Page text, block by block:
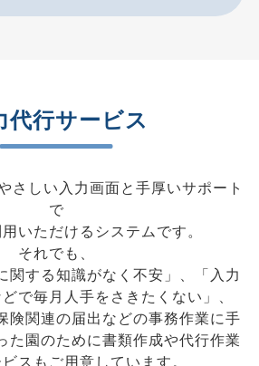
代行サービス
さしい入力画面と手厚いサポート
で
いただけるシステムです。
それでも、
関する知識がなく不安」、「入力
で毎月人手をさきたくない」、
険関連の届出などの事務作業に手
た園のために書類作成や代行作業
スもご用意しています。